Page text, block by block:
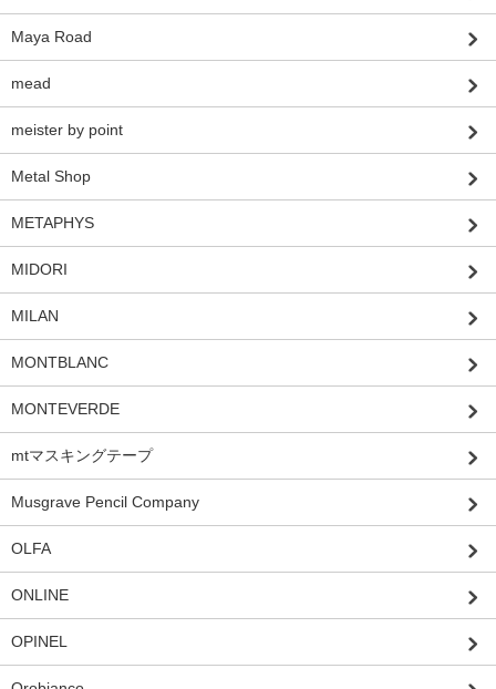
Maya Road
mead
meister by point
Metal Shop
METAPHYS
MIDORI
MILAN
MONTBLANC
MONTEVERDE
mtマスキングテープ
Musgrave Pencil Company
OLFA
ONLINE
OPINEL